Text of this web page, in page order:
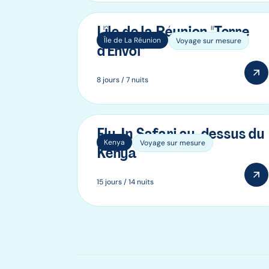
Île de La Réunion Voyage sur mesure
L'île de la Réunion "Terre
d'Envol"
8 jours / 7 nuits
Kenya Voyage sur mesure
Fly-In Safari au-dessus du
Kenya
15 jours / 14 nuits